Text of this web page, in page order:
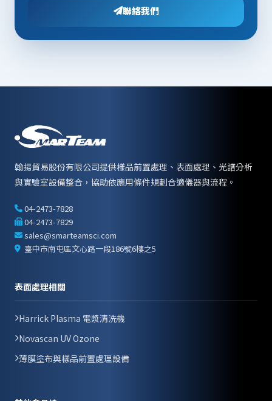
聯絡我們
翰揚貿易股份有限公司提供樣品前置處理、表面處理、光譜分析
與實驗室設備整合，協助依應用條件規劃合適儀器與流程。
04-2473-7828
04-2473-7829
sales@smarteamsci.com
臺中市南屯區文心路一段186號6樓之5
表面處理相關
Harrick Plasma 電漿清洗機
Novascan UV Ozone
薄膜塗布與樣品前置處理設備